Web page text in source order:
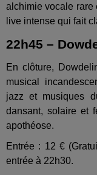
alchimie vocale rare
live intense qui fait
22h45 –
En clôture,
musical
jazz et musiques
dansant, solaire et
apothéose.
Entrée : 12 €
entrée à 22h30.